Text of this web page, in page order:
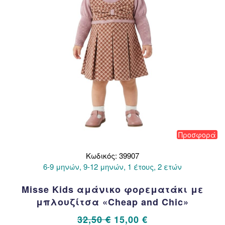
σελίδα
του
προϊόντος
Προσφορά
Κωδικός: 39907
6-9 μηνών, 9-12 μηνών, 1 έτους, 2 ετών
Misse Kids αμάνικο φορεματάκι με
μπλουζίτσα «Cheap and Chic»
32,50€ Original
15,00 €